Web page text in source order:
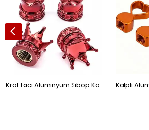
Kral Tacı Alüminyum Sibop Kapağı Kırmızı